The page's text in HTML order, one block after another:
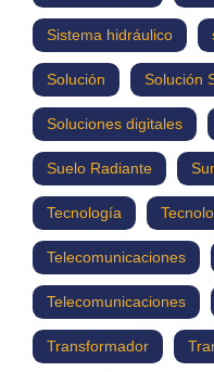
Sistema hidráulico
Solución Solución
Soluciones digitales
Suelo Radiante
Tecnología
Telecomunicaciones
Telecomunicaciones
Transformador